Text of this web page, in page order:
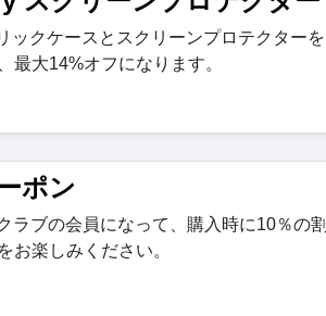
ックケースとスクリーンプロテクターを
最大14%オフになります。
ポン
ラブの会員になって、購入時に10％の割
お楽しみください。